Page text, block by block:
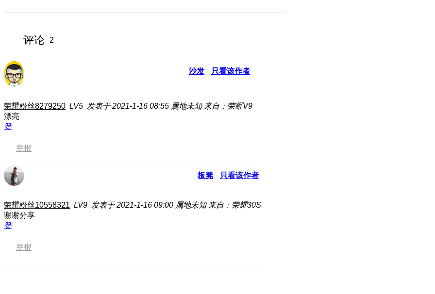
评论 2
沙发 只看该作者
荣耀粉丝8279250 LV5 发表于 2021-1-16 08:55 属地未知 来自：荣耀V9
漂亮
赞
举报
板凳 只看该作者
荣耀粉丝10558321 LV9 发表于 2021-1-16 09:00 属地未知 来自：荣耀30S
谢谢分享
赞
举报